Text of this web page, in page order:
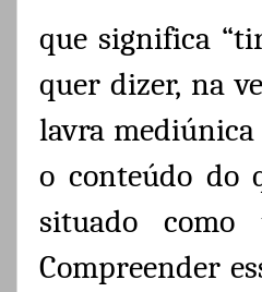
que significa
quer dizer, na
lavra mediúnica
o conteúdo do
situado
Compreender